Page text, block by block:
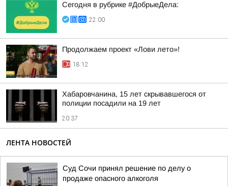
Сегодня в рубрике #ДобрыеДела:
22:00
Продолжаем проект «Лови лето»!
18:12
Хабаровчанина, 15 лет скрывавшегося от
полиции посадили на 19 лет
20:37
ЛЕНТА НОВОСТЕЙ
Суд Сочи принял решение по делу о
продаже опасного алкоголя